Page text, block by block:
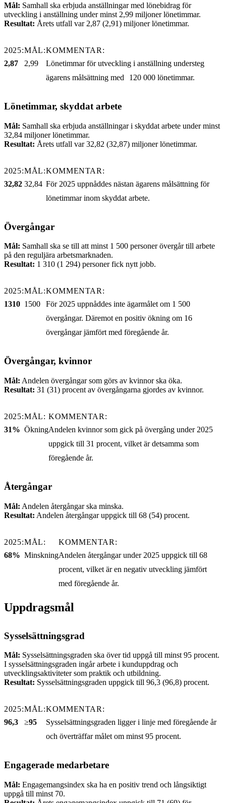
Mål: Samhall ska erbjuda anställningar med lönebidrag för
utveckling i anställning under minst 2,99 miljoner lönetimmar.
Resultat: Årets utfall var 2,87 (2,91) miljoner lönetimmar.
2025:MÅL:KOMMENTAR:
2,87
2,99
Lönetimmar för utveckling i anställning understeg
ägarens målsättning med 120 000 lönetimmar.
Lönetimmar, skyddat arbete
Mål: Samhall ska erbjuda anställningar i skyddat arbete under minst
32,84 miljoner lönetimmar.
Resultat: Årets utfall var 32,82 (32,87) miljoner lönetimmar.
2025:MÅL:KOMMENTAR:
32,82 32,84 För 2025 uppnåddes nästan ägarens målsättning för
lönetimmar inom skyddat arbete.
Övergångar
Mål: Samhall ska se till att minst 1 500 personer övergår till arbete
på den reguljära arbetsmarknaden.
Resultat: 1 310 (1 294) personer fick nytt jobb.
2025:MÅL:KOMMENTAR:
1310 1500
För 2025 uppnåddes inte ägarmålet om 1 500
övergångar. Däremot en positiv ökning om 16
övergångar jämfört med föregående år.
Övergångar, kvinnor
Mål: Andelen övergångar som görs av kvinnor ska öka.
Resultat: 31 (31) procent av övergångarna gjordes av kvinnor.
2025:MÅL: KOMMENTAR:
31% ÖkningAndelen kvinnor som gick på övergång under 2025
uppgick till 31 procent, vilket är detsamma som
föregående år.
Återgångar
Mål: Andelen återgångar ska minska.
Resultat: Andelen återgångar uppgick till 68 (54) procent.
2025:MÅL:
KOMMENTAR:
68% MinskningAndelen återgångar under 2025 uppgick till 68
procent, vilket är en negativ utveckling jämfört
med föregående år.
Uppdragsmål
Sysselsättningsgrad
Mål: Sysselsättningsgraden ska över tid uppgå till minst 95 procent.
I sysselsättningsgraden ingår arbete i kunduppdrag och
utvecklingsaktiviteter som praktik och utbildning.
Resultat: Sysselsättningsgraden uppgick till 96,3 (96,8) procent.
2025:MÅL:KOMMENTAR:
96,3
≥95
Sysselsättningsgraden ligger i linje med föregående år
och överträffar målet om minst 95 procent.
Engagerade medarbetare
Mål: Engagemangsindex ska ha en positiv trend och långsiktigt
uppgå till minst 70.